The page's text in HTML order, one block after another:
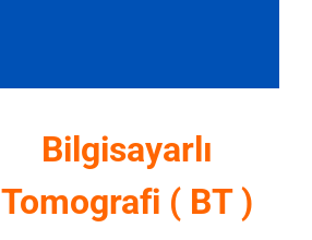
Bilgisayarlı
Tomografi ( BT )